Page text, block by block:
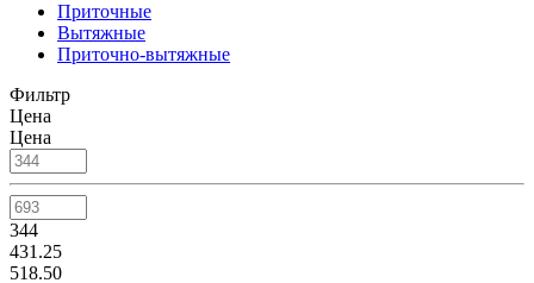
Приточные
Вытяжные
Приточно-вытяжные
Фильтр
Цена
Цена
344
431.25
518.50